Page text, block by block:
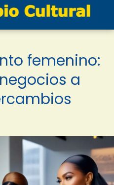
femenino:
a